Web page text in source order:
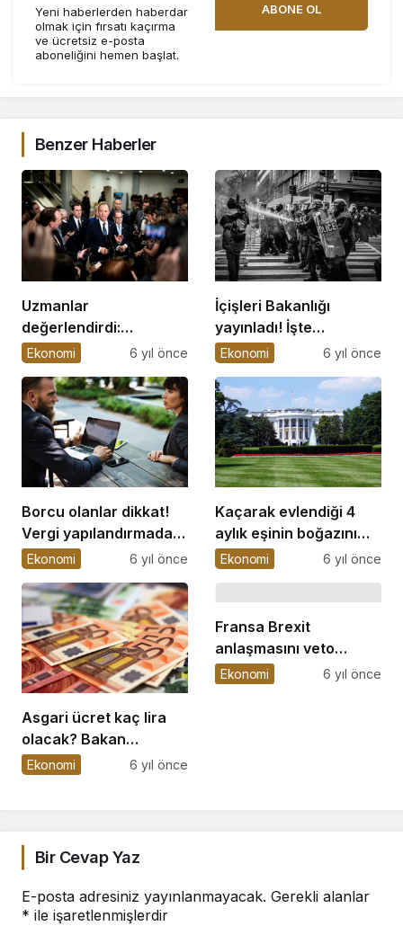
Yeni haberlerden haberdar
olmak için fırsatı kaçırma
ve ücretsiz e-posta
aboneliğini hemen başlat.
ABONE OL
Benzer Haberler
Uzmanlar
değerlendirdi:
Kademeli normalleşme
etkiler?
Ekonomi 6 yıl önce
İçişleri Bakanlığı
yayınladı! İşte
koronavirüs
merak edilen soruların
yanıtları
Ekonomi 6 yıl önce
Borcu olanlar dikkat!
Vergi yapılandırmada
son başvuru tarihi 31
Ekonomi 6 yıl önce
Kaçarak evlendiği 4
aylık eşinin boğazını
kesti
Ekonomi 6 yıl önce
Asgari ücret kaç lira
olacak? Bakan
Selçuk’tan ilk açıklama
Ekonomi 6 yıl önce
Fransa Brexit
anlaşmasını veto
edebilir
Ekonomi 6 yıl önce
Bir Cevap Yaz
E-posta adresiniz yayınlanmayacak. Gerekli alanlar
* ile işaretlenmişlerdir